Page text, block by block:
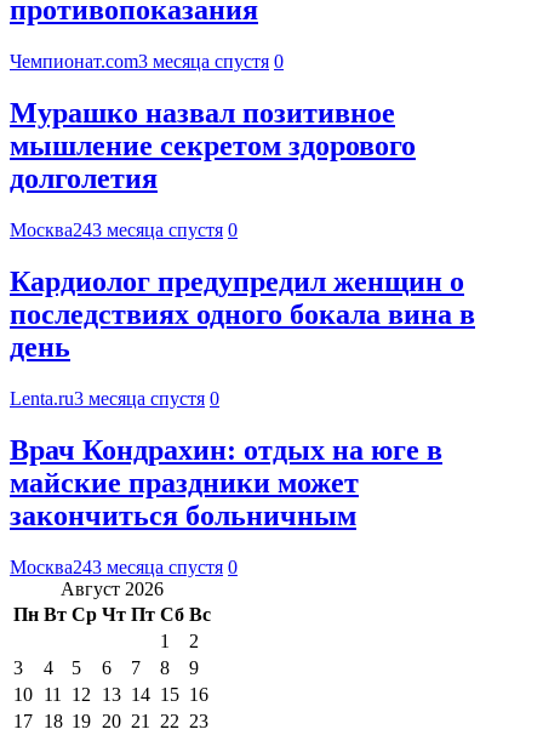
противопоказания
Чемпионат.com3 месяца спустя 0
Мурашко назвал позитивное
мышление секретом здорового
долголетия
Москва243 месяца спустя 0
Кардиолог предупредил женщин о
последствиях одного бокала вина в
день
Lenta.ru3 месяца спустя 0
Врач Кондрахин: отдых на юге в
майские праздники может
закончиться больничным
Москва243 месяца спустя 0
Август 2026
Пн Вт Ср Чт Пт Сб Вс
1
2
3
4 5 6 7 8
9
10 11 12 13 14 15 16
17 18 19 20 21 22 23